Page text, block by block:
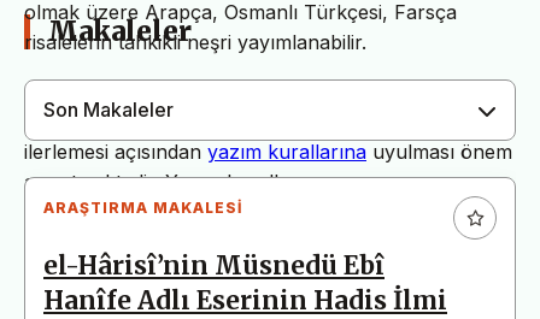
olmak üzere Arapça, Osmanlı Türkçesi, Farsça
risalelerin tahkikli neşri yayımlanabilir.
Dergimiz yayın süreçlerinin daha hızlı ve sağlıklı
ilerlemesi açısından yazım kurallarına uyulması önem
arz etmektedir. Yazım kurallarına uymayan
başvurular değerlendirme aşamasına alınmadan iade
edilecektir. Bu nedenle çalışmalarınızı yüklemeden
önce çalışmanızın yazım kurallarına uygun olarak
düzenlendiğinden emin olunuz.
Makaleler
Son Makaleler
ARAŞTIRMA MAKALESI
el-Hârisî’nin Müsnedü Ebî
Hanîfe Adlı Eserinin Hadis İlmi